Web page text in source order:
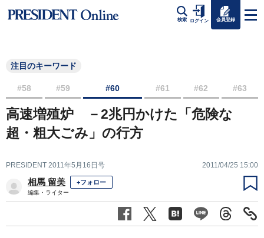
検索 ログイン 会員登録
注目のキーワード
#58 #59 #60 #61 #62 #63
高速増殖炉 －2兆円かけた「危険な
超・粗大ごみ」の行方
PRESIDENT 2011年5月16日号 2011/04/25 15:00
相馬 留美 +フォロー
編集・ライター